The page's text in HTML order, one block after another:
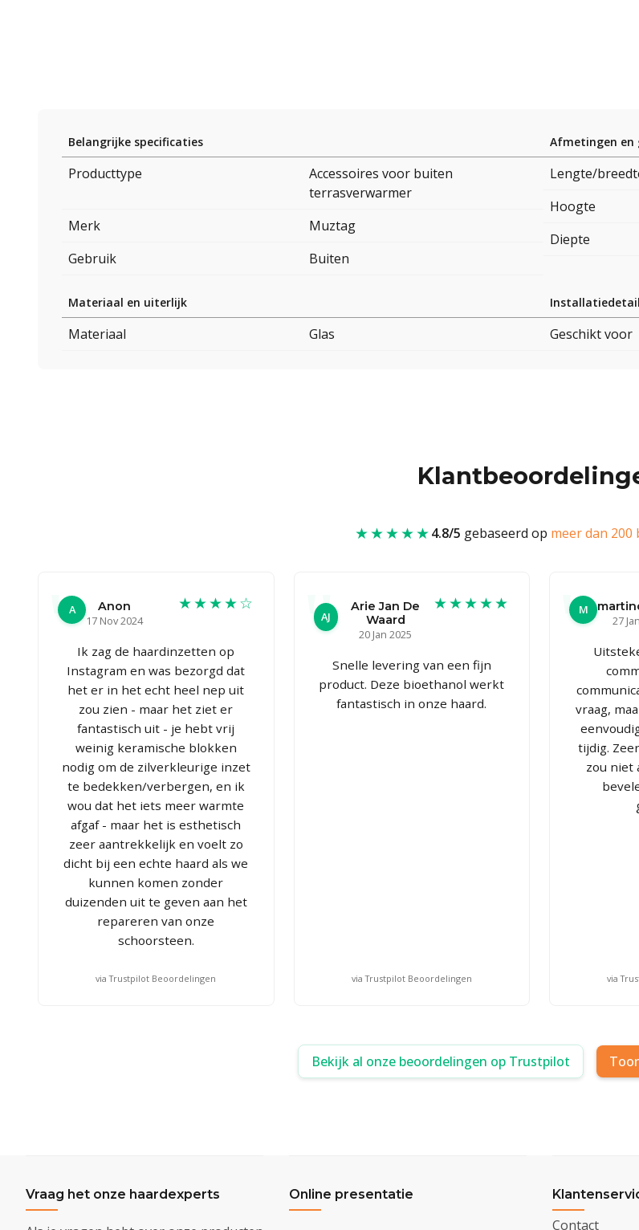
Belangrijke specificaties
Producttype
Accessoires voor buiten
terrasverwarmer
Merk
Muztag
Gebruik
Buiten
Afmetingen en
Lengte/
Hoogte
Diepte
Materiaal en uiterlijk
Materiaal Glas Geschikt voor
★★★★★4.8/5 gebaseerd op meer dan
A
Anon
17 Nov 2024
★★★★☆
Ik zag de haardinzetten op
Instagram en was bezorgd dat
het er in het echt heel nep uit
zou zien - maar het ziet er
fantastisch uit - je hebt vrij
weinig keramische blokken
nodig om de zilverkleurige inzet
te bedekken/verbergen, en ik
wou dat het iets meer warmte
afgaf - maar het is esthetisch
zeer aantrekkelijk en voelt zo
dicht bij een echte haard als we
kunnen komen zonder
duizenden uit te geven aan het
repareren van onze
schoorsteen.
via Trustpilot Beoordelingen
AJ
Arie Jan De
Waard
20 Jan 2025
★★★★★
Snelle levering van een fijn
product. Deze bioethanol werkt
fantastisch in onze haard.
via Trustpilot Beoordelingen
M
27
vraag,
tijdig.
zou niet
via
Bekijk al onze beoordelingen op Trustpilot
Vraag het onze haardexperts Online presentatie
Contact